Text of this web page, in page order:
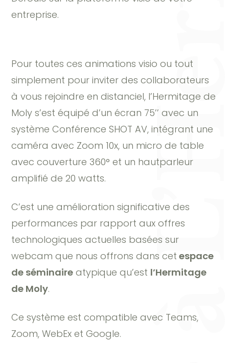
entreprise.
Pour toutes ces animations visio ou tout
simplement pour inviter des collaborateurs
à vous rejoindre en distanciel, l’Hermitage de
Moly s’est équipé d’un écran 75’’ avec un
système Conférence SHOT AV, intégrant une
caméra avec Zoom 10x, un micro de table
avec couverture 360° et un hautparleur
amplifié de 20 watts.
C’est une amélioration significative des
performances par rapport aux offres
technologiques actuelles basées sur
webcam que nous offrons dans cet espace
de séminaire atypique qu’est l’Hermitage
de Moly.
Ce système est compatible avec Teams,
Zoom, WebEx et Google.